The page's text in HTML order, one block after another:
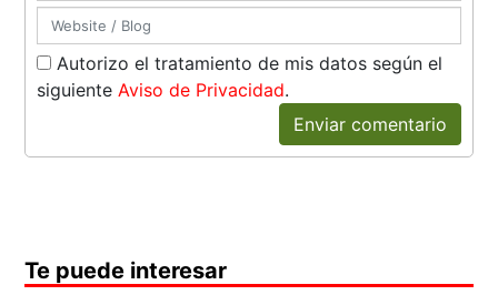
Autorizo el tratamiento de mis datos según el
siguiente Aviso de Privacidad.
Enviar comentario
Te puede interesar